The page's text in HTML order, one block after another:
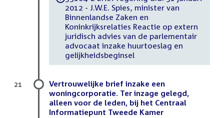
2012 - J.W.E. Spies, minister van
Binnenlandse Zaken en
Koninkrijksrelaties Reactie op extern
juridisch advies van de parlementair
advocaat inzake huurtoeslag en
gelijkheidsbeginsel
Vertrouwelijke brief inzake een
woningcorporatie. Ter inzage gelegd,
alleen voor de leden, bij het Centraal
Informatiepunt Tweede Kamer
21